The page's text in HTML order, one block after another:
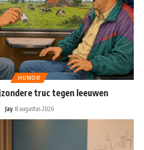
HUMOR
truc tegen leeuwen
Jay 8 augustus 2026